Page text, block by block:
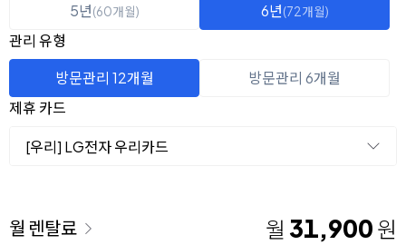
5년(60개월) 6년(72개월)
관리 유형
방문관리 12개월
방문관리 6개월
제휴 카드
[우리] LG전자 우리카드
이용 요금
월 렌탈료 월 31,900 원